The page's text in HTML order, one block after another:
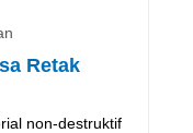
Retak
non-destruktif